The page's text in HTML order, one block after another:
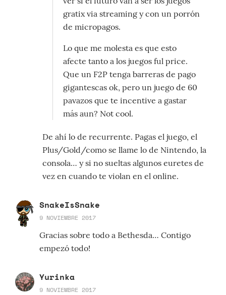
gratix via streaming y con un porrón
de micropagos.
Lo que me molesta es que esto
afecte tanto a los juegos ful price.
Que un F2P tenga barreras de pago
gigantescas ok, pero un juego de 60
pavazos que te incentive a gastar
más aun? Not cool.
De ahí lo de recurrente. Pagas el juego, el
Plus/Gold/como se llame lo de Nintendo, la
consola… y si no sueltas algunos euretes de
vez en cuando te violan en el online.
SnakeIsSnake
9 NOVIEMBRE 2017
Gracias sobre todo a Bethesda… Contigo
empezó todo!
Yurinka
9 NOVIEMBRE 2017